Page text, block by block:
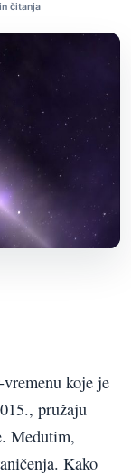
čitanja
koje je
pružaju
Međutim,
Kako